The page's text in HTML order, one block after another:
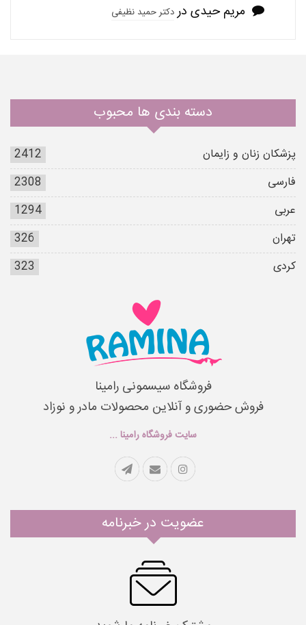
مریم حیدی دردکتر حمید نظیفی
دسته بندی ها محبوب
پزشکان زنان و زایمان
2412
فارسی
2308
عربی
1294
تهران
326
کردی
323
فروشگاه سیسمونی رامینا
فروش حضوری و آنلاین محصولات مادر و نوزاد
سایت فروشگاه رامینا ...
عضویت در خبرنامه